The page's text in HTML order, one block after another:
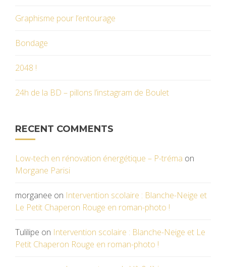
Graphisme pour l’entourage
Bondage
2048 !
24h de la BD – pillons l’instagram de Boulet
RECENT COMMENTS
Low-tech en rénovation énergétique – P-tréma on
Morgane Parisi
morganee on Intervention scolaire : Blanche-Neige et
Le Petit Chaperon Rouge en roman-photo !
Tulilipe on Intervention scolaire : Blanche-Neige et Le
Petit Chaperon Rouge en roman-photo !